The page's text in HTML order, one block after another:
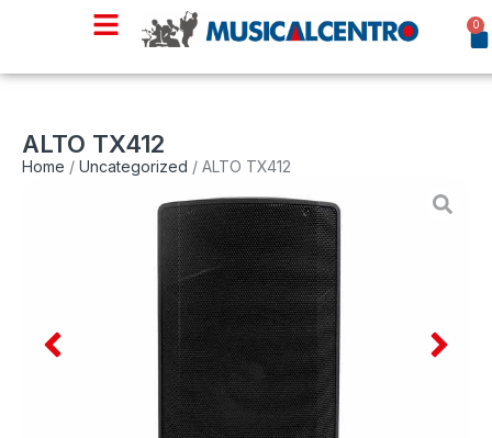
0
ALTO TX412
Home / Uncategorized / ALTO TX412